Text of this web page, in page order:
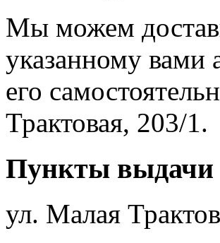
Мы можем
указанному вами
его
Трактовая, 203/1.
Пункты
ул. Малая